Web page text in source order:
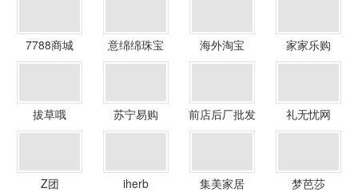
7788商城 意绵绵珠宝 海外淘宝 家家乐购
拔草哦 苏宁易购 前店后厂批发 礼无忧网
Z团 iherb 集美家居 梦芭莎